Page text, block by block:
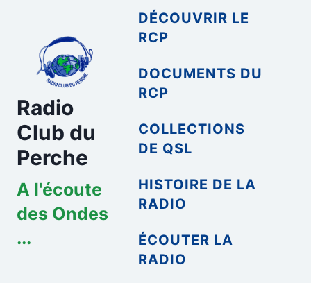
contenu
Radio
Club du
Perche
A l'écoute
des Ondes
...
DÉCOUVRIR LE
RCP
DOCUMENTS DU
RCP
COLLECTIONS
DE QSL
HISTOIRE DE LA
RADIO
ÉCOUTER LA
RADIO